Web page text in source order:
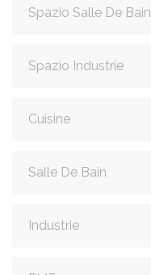
Spazio Salle De Bain
Spazio Industrie
Cuisine
Salle De Bain
Industrie